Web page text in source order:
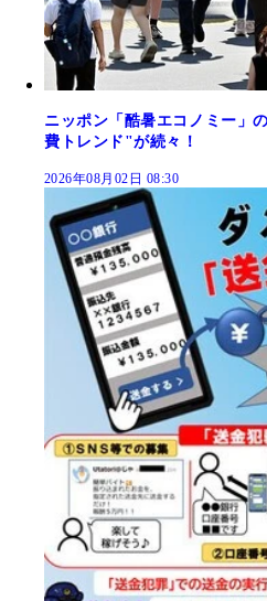
ニッポン「酷暑エコノミー」
費トレンド"が続々！
2026年08月02日 08:30